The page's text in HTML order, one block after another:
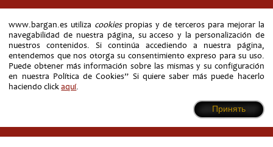
www.bargan.es utiliza cookiespropias y de terceros para mejorar la
navegabilidad de nuestra página, su acceso y la personalización de
nuestros contenidos. Si continúa accediendo a nuestra página,
entendemos que nos otorga su consentimiento expreso para su uso.
Puede obtener más información sobre las mismas y su configuración
en nuestra Política de Cookies” Si quiere saber más puede hacerlo
haciendo clickaquí.
Принять